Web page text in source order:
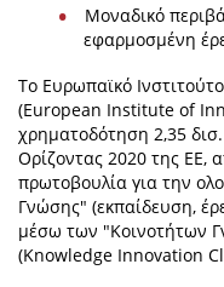
Μοναδικό
εφαρμοσμένη
Το Ευρωπαϊκό
(European Institute of
χρηματοδότηση 2,35
Ορίζοντας 2020 της ΕΕ,
πρωτοβουλία για την
Γνώσης" (εκπαίδευση,
μέσω των "Κοινοτήτων
(Knowledge Innovation